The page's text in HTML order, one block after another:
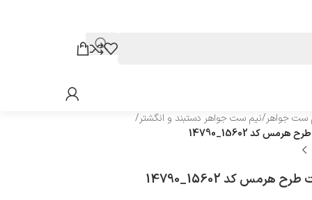
ست جواهر/نیم ست جواهر دستبند و انگشتر/
کد 15602_14790
هرمس کد 15602_14790